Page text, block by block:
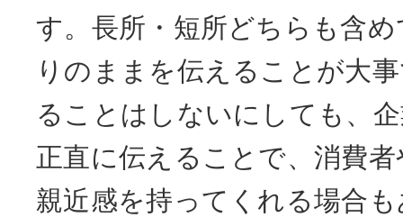
す。長所・短所どちらも含
りのままを伝えることが大
ることはしないにしても、
正直に伝えることで、消費
親近感を持ってくれる場合